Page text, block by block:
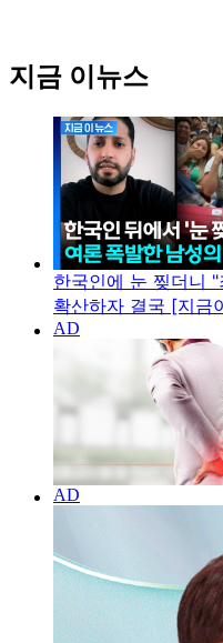
지금 이뉴스
한국인에 눈 찢더니
확산하자 결국 [지금